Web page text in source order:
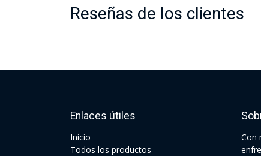
Reseñas de los clientes
Enlaces útiles
Ini​cio
Todos los productos
Con